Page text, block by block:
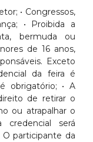
• Congressos,
• Proibida a
bermuda ou
de 16 anos,
Exceto
da feira é
obrigatório; • A
de retirar o
ou atrapalhar o
será
O participante da